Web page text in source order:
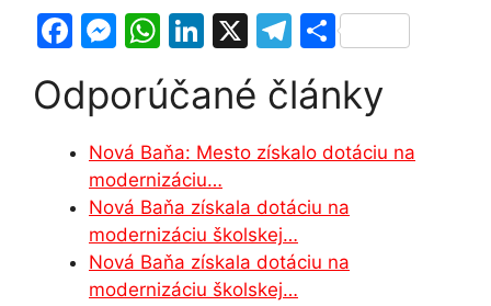
F
c
e
b
o
o
k
M
s
s
e
n
g
er
W
at
s
A
p
p
Li
k
e
dI
n
X
T
e
gr
a
m
S
ar
e
Odporúčané články
Nová Baňa: Mesto získalo dotáciu na
modernizáciu…
Nová Baňa získala dotáciu na
modernizáciu školskej…
Nová Baňa získala dotáciu na
modernizáciu školskej…